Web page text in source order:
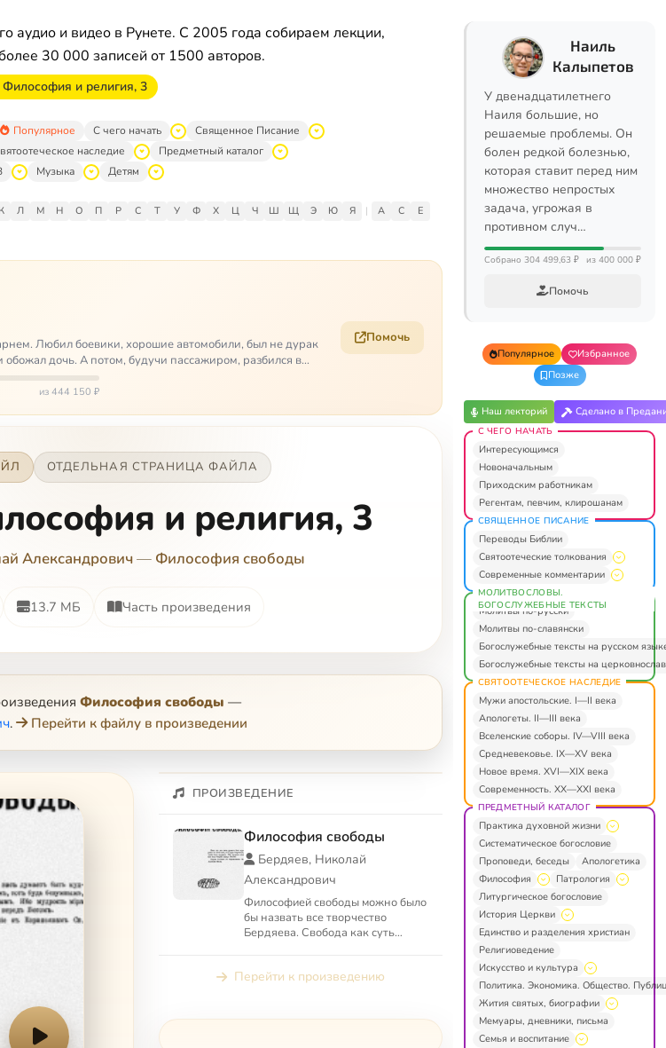
аудио и видео в Рунете. С 2005 года собираем лекции,
30 000 записей от 1500 авторов.
Философия и религия, 3
Популярное С чего начать
Священное Писание
наследие
Предметный каталог
Музыка Детям
К Л М Н О П Р С Т У Ф Х Ц Ч Ш Щ Э Ю Я | A C
E
Любил боевики, хорошие автомобили, был не дурак
дочь. А потом, будучи пассажиром, разбился в
из 444 150 ₽
Помочь
ОТДЕЛЬНАЯ СТРАНИЦА ФАЙЛА
и религия, 3
Александрович— Философия свободы
13.7 МБ Часть произведения
Философия свободы —
. Перейти к файлу в произведении
ПРОИЗВЕДЕНИЕ
Философия свободы
Бердяев, Николай
Александрович
Философией свободы можно было
бы назвать все творчество
Бердяева. Свобода как суть
сей, з...
Перейти к произведению
Наиль
Калыпетов
У двенадцатилетнего
Наиля большие, но
решаемые проблемы. Он
болен редкой болезнью,
которая ставит перед ним
множество непростых
задача, угрожая в
противном случ…
Собрано 304 499,63 ₽ из 400 000 ₽
Помочь
Популярное
Избранное
Позже
Наш лекторий Сделано в
С ЧЕГО НАЧАТЬ
Интересующимся
Новоначальным
Приходским работникам
Регентам, певчим, клирошанам
СВЯЩЕННОЕ ПИСАНИЕ
Переводы Библии
Святоотеческие толкования
Современные комментарии
МОЛИТВОСЛОВЫ.
БОГОСЛУЖЕБНЫЕ ТЕКСТЫ
Молитвы по-русски
Молитвы по-славянски
Богослужебные тексты на русском
Богослужебные тексты на
СВЯТООТЕЧЕСКОЕ НАСЛЕДИЕ
Мужи апостольские. I—II века
Апологеты. II—III века
Вселенские соборы. IV—VIII века
Средневековье. IX—XV века
Новое время. XVI—XIX века
Современность. XX—XXI века
ПРЕДМЕТНЫЙ КАТАЛОГ
Практика духовной жизни
Систематическое богословие
Проповеди, беседы
Апологетика
Философия
Патрология
Литургическое богословие
История Церкви
Единство и разделения христиан
Религиоведение
Искусство и культура
Политика. Экономика. Общество.
Жития святых, биографии
Мемуары, дневники, письма
Семья и воспитание